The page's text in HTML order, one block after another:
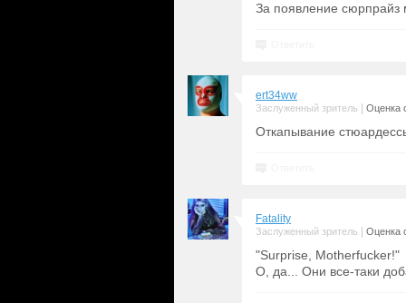
За появление сюрпрайз
ert34ww
Заслуженный зритель Оценка
Откапывание
Fatality
Заслуженный зритель Оценка
"Surprise, Motherfucker!"
О, да... Они все-таки